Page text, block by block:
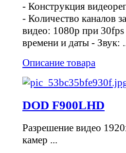
- Конструкция
- Количество каналов
видео: 1080p при
времени и даты - Звук:
Описание товара
DOD F900LHD
Разрешение видео
камер ...